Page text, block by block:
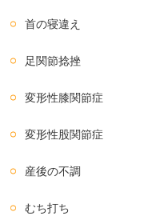
首の寝違え
足関節捻挫
変形性膝関節症
変形性股関節症
産後の不調
むち打ち